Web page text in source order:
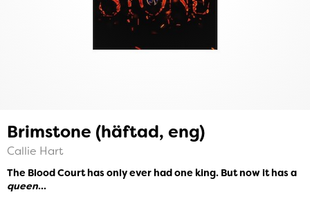
Brimstone (häftad, eng)
Callie Hart
The Blood Court has only ever had one king. But now it has a
queen...